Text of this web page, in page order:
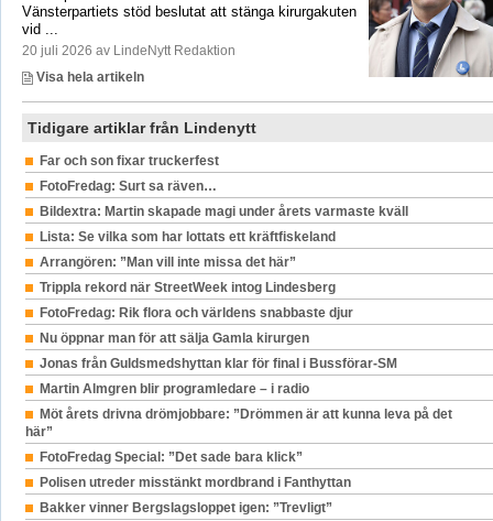
Vänsterpartiets stöd beslutat att stänga kirurgakuten
vid ...
20 juli 2026 av LindeNytt Redaktion
Visa hela artikeln
Tidigare artiklar från Lindenytt
Far och son fixar truckerfest
FotoFredag: Surt sa räven…
Bildextra: Martin skapade magi under årets varmaste kväll
Lista: Se vilka som har lottats ett kräftfiskeland
Arrangören: ”Man vill inte missa det här”
Trippla rekord när StreetWeek intog Lindesberg
FotoFredag: Rik flora och världens snabbaste djur
Nu öppnar man för att sälja Gamla kirurgen
Jonas från Guldsmedshyttan klar för final i Bussförar-SM
Martin Almgren blir programledare – i radio
Möt årets drivna drömjobbare: ”Drömmen är att kunna leva på det
här”
FotoFredag Special: ”Det sade bara klick”
Polisen utreder misstänkt mordbrand i Fanthyttan
Bakker vinner Bergslagsloppet igen: ”Trevligt”